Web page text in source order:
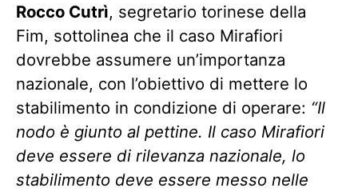
Rocco Cutrì, segretario torinese della
Fim, sottolinea che il caso Mirafiori
dovrebbe assumere un’importanza
nazionale, con l’obiettivo di mettere lo
stabilimento in condizione di operare: “Il
nodo è giunto al pettine. Il caso Mirafiori
deve essere di rilevanza nazionale, lo
stabilimento deve essere messo nelle